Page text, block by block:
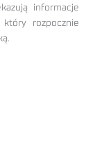
informacje
który rozpocznie